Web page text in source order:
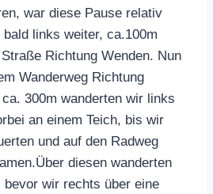
war diese Pause relativ
links weiter, ca.100m
Richtung Wenden. Nun
Wanderweg Richtung
300m wanderten wir links
an einem Teich, bis wir
und auf den Radweg
diesen wanderten
wir rechts über eine